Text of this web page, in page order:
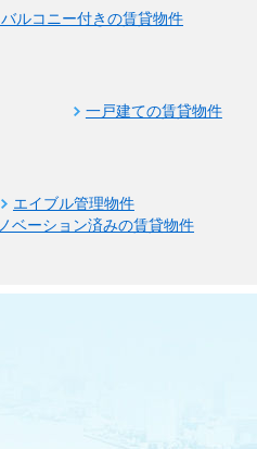
ルコニー付きの賃貸物件
一戸建ての賃貸物件
エイブル管理物件
ベーション済みの賃貸物件